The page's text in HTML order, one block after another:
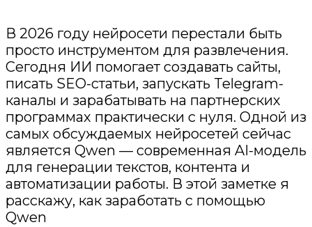
В 2026 году нейросети перестали быть
просто инструментом для развлечения.
Сегодня ИИ помогает создавать сайты,
писать SEO-статьи, запускать Telegram-
каналы и зарабатывать на партнерских
программах практически с нуля. Одной из
самых обсуждаемых нейросетей сейчас
является Qwen — современная AI-модель
для генерации текстов, контента и
автоматизации работы. В этой заметке я
расскажу, как заработать с помощью
Qwen